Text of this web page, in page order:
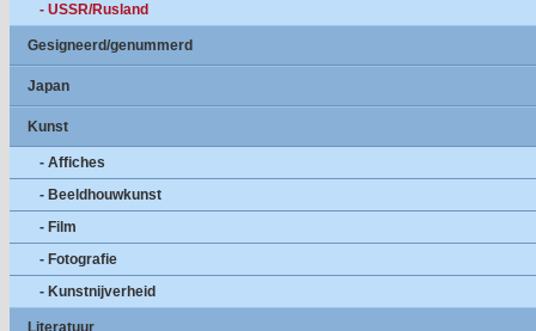
- USSR/Rusland
Gesigneerd/genummerd
Japan
Kunst
- Affiches
- Beeldhouwkunst
- Film
- Fotografie
- Kunstnijverheid
Literatuur